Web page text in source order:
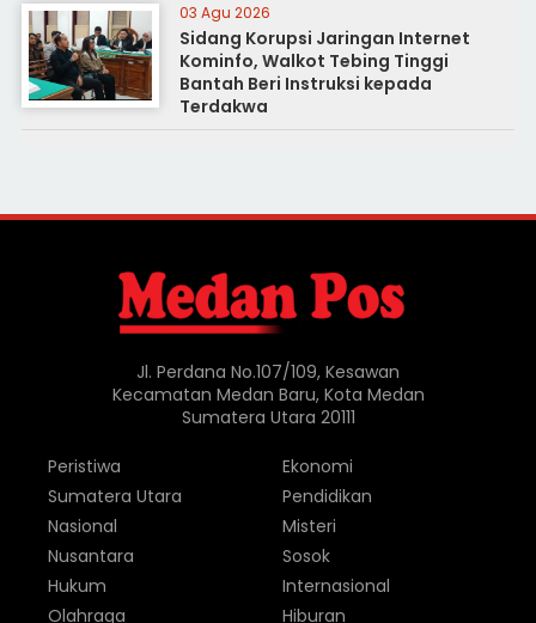
03 Agu 2026
Sidang Korupsi Jaringan Internet
Kominfo, Walkot Tebing Tinggi
Bantah Beri Instruksi kepada
Terdakwa
Jl. Perdana No.107/109, Kesawan
Kecamatan Medan Baru, Kota Medan
Sumatera Utara 20111
Peristiwa
Sumatera Utara
Nasional
Nusantara
Hukum
Olahraga
Ekonomi
Pendidikan
Misteri
Sosok
Internasional
Hiburan